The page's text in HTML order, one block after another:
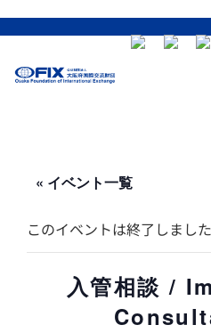
« イベント一覧
このイベントは終了しました
入管相談 /